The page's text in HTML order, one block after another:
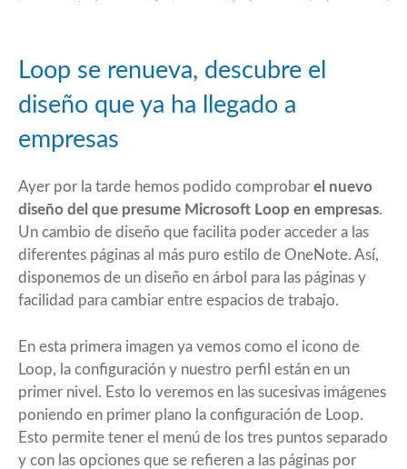
Loop se renueva, descubre el
diseño que ya ha llegado a
empresas
Ayer por la tarde hemos podido comprobar el nuevo
diseño del que presume Microsoft Loop en empresas.
Un cambio de diseño que facilita poder acceder a las
diferentes páginas al más puro estilo de OneNote. Así,
disponemos de un diseño en árbol para las páginas y
facilidad para cambiar entre espacios de trabajo.
En esta primera imagen ya vemos como el icono de
Loop, la configuración y nuestro perfil están en un
primer nivel. Esto lo veremos en las sucesivas imágenes
poniendo en primer plano la configuración de Loop.
Esto permite tener el menú de los tres puntos separado
y con las opciones que se refieren a las páginas por